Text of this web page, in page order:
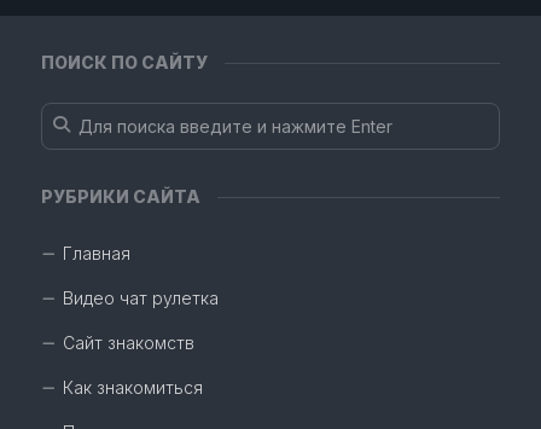
ПОИСК ПО САЙТУ
РУБРИКИ САЙТА
Главная
Видео чат рулетка
Сайт знакомств
Как знакомиться